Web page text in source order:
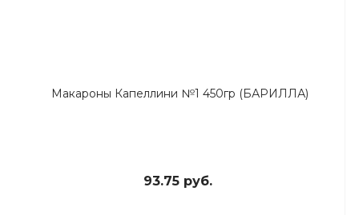
Макароны Капеллини №1 450гр (БАРИЛЛА)
93.75 руб.